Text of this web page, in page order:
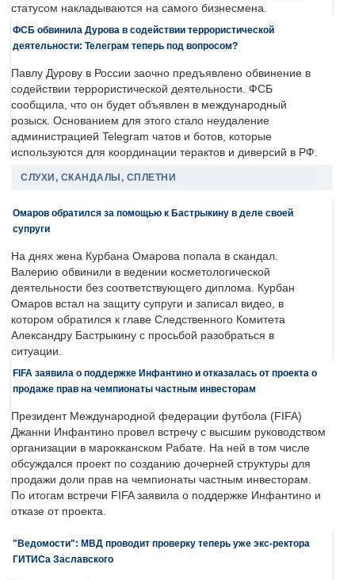
статусом накладываются на самого бизнесмена.
ФСБ обвинила Дурова в содействии террористической
деятельности: Телеграм теперь под вопросом?
Павлу Дурову в России заочно предъявлено обвинение в
содействии террористической деятельности. ФСБ
сообщила, что он будет объявлен в международный
розыск. Основанием для этого стало неудаление
администрацией Telegram чатов и ботов, которые
используются для координации терактов и диверсий в РФ.
СЛУХИ, СКАНДАЛЫ, СПЛЕТНИ
Омаров обратился за помощью к Бастрыкину в деле своей
супруги
На днях жена Курбана Омарова попала в скандал.
Валерию обвинили в ведении косметологической
деятельности без соответствующего диплома. Курбан
Омаров встал на защиту супруги и записал видео, в
котором обратился к главе Следственного Комитета
Александру Бастрыкину с просьбой разобраться в
ситуации.
FIFA заявила о поддержке Инфантино и отказалась от проекта о
продаже прав на чемпионаты частным инвесторам
Президент Международной федерации футбола (FIFA)
Джанни Инфантино провел встречу с высшим руководством
организации в марокканском Рабате. На ней в том числе
обсуждался проект по созданию дочерней структуры для
продажи доли прав на чемпионаты частным инвесторам.
По итогам встречи FIFA заявила о поддержке Инфантино и
отказе от проекта.
"Ведомости": МВД проводит проверку теперь уже экс-ректора
ГИТИСа Заславского